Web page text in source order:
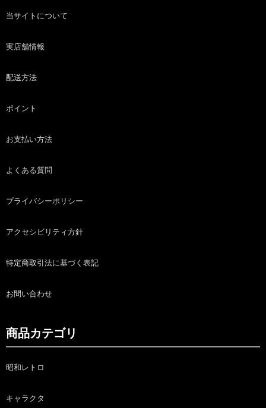
当サイトについて
実店舗情報
配送方法
ポイント
お支払い方法
よくある質問
プライバシーポリシー
アクセシビリティ方針
特定商取引法に基づく表記
お問い合わせ
商品カテゴリ
昭和レトロ
キャラクタ